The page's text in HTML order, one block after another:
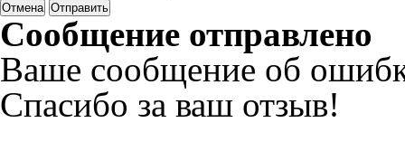
Отмена Отправить
Сообщение отправлено
Ваше сообщение об
Спасибо за ваш отзыв!